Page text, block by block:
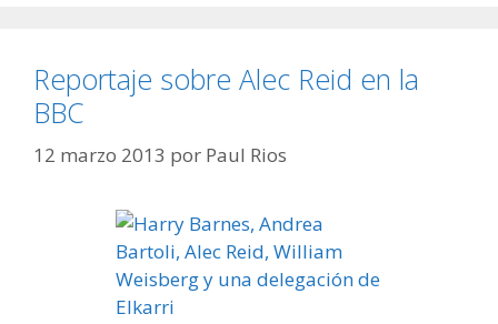
Reportaje sobre Alec Reid en la
BBC
12 marzo 2013 por Paul Rios